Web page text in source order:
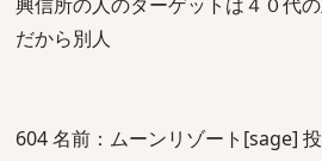
だから別人
604 名前：ムーンリゾート[sage]